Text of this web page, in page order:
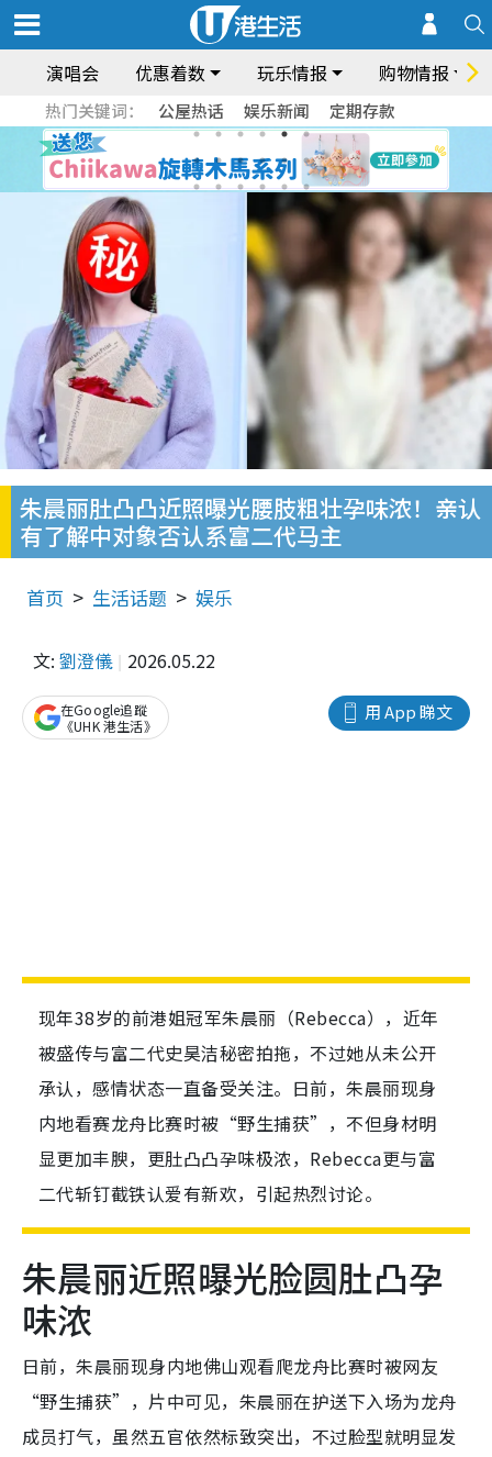
演唱会 优惠着数 玩乐情报 购物情报
热门关键词： 公屋热话 娱乐新闻 定期存款
朱晨丽肚凸凸近照曝光腰肢粗壮孕味浓！亲认
有了解中对象否认系富二代马主
首页 生活话题 娱乐
文: 劉澄儀 2026.05.22
用 App 睇文
在Google追蹤
《UHK 港生活》
现年38岁的前港姐冠军朱晨丽（Rebecca），近年
被盛传与富二代史昊洁秘密拍拖，不过她从未公开
承认，感情状态一直备受关注。日前，朱晨丽现身
内地看赛龙舟比赛时被“野生捕获”，不但身材明
显更加丰腴，更肚凸凸孕味极浓，Rebecca更与富
二代斩钉截铁认爱有新欢，引起热烈讨论。
朱晨丽近照曝光脸圆肚凸孕
味浓
日前，朱晨丽现身内地佛山观看爬龙舟比赛时被网友
“野生捕获”，片中可见，朱晨丽在护送下入场为龙舟
成员打气，虽然五官依然标致突出，不过脸型就明显发